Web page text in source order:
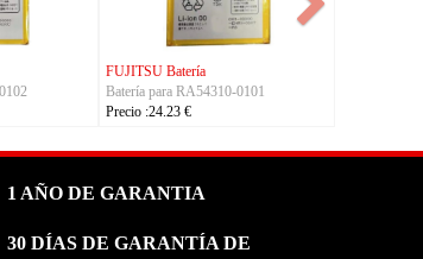
Batería para RA07504-1091
Batería para 5AAXBT134JAA
1 AÑO DE GARANTIA
30 DÍAS DE GARANTÍA DE